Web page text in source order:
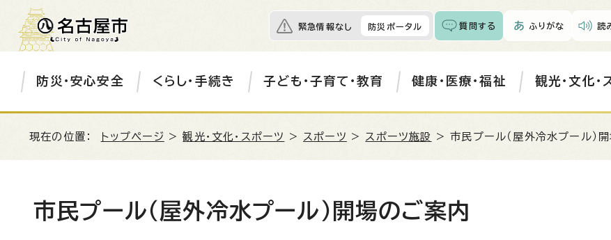
緊急情報なし 防災ポータル 質問する ふりがな 読
防災・安心安全 くらし・手続き 子ども・子育て・教育 健康・医療・福祉 観光・文化・
現在の位置： トップページ >観光・文化・スポーツ > スポーツ > スポーツ施設 > 市民プール（屋外冷水プール）
市民プール（屋外冷水プール）開場のご案内